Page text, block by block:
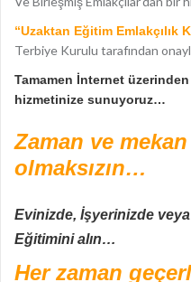
“Uzaktan Eğitim Emlakçılık
Terbiye Kurulu tarafından
Tamamen İnternet üzerinden
hizmetinize sunuyoruz…
Zaman ve mekan
olmaksızın…
Evinizde, İşyerinizde veya
Eğitimini alın…
Her zaman